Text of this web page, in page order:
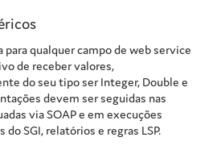
para qualquer campo de web service
de receber valores,
do seu tipo ser Integer, Double e
devem ser seguidas nas
via SOAP e em execuções
SGI, relatórios e regras LSP.